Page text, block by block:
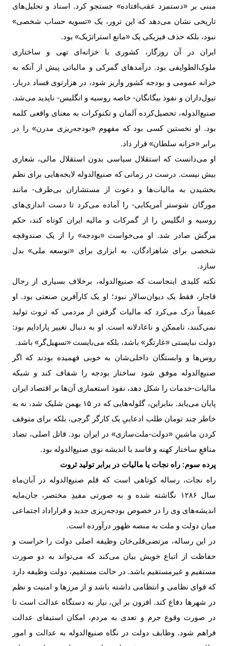
مبنی بر «دستمزد عقب‌افتاده» جستجو کرد. اسناد و تحلیل‌های
تاریخی نشان می‌دهد که این ترور، یک «تسویه حساب شخصی»
نبود، بلکه حذف فیزیکی یک «مانع استراتژیک» بود.
ایران در آن روزگار، کشوری با خزانه‌ای تهی و ساختاری
ملوک‌الطوایفی بود. درآمدهای گمرکی و مالیاتی پیش از آنکه به
خزانه عمومی و بودجه کشور واریز شود، در هزارتوی فساد دربار،
تیول‌داران و نفوذ بیگانگان- خاصه روسیه و انگلیس- ناپدید می‌شد.
صنیع‌الدوله، تحصیل‌کرده آلمان و تکنوکرات به معنای واقعی کلمه
بود. او نخستین کسی بود که مفهوم «بودجه‌ریزی مدرن» را در
برابر «خزانه سلطان» قرار داد.
او می‌دانست که استقلال سیاسی بدون استقلال مالی، شعاری
بیش نیست. درست در زمانی که صنیع‌الدوله لایحه‌هایی برای نظم
بخشیدن به مالیات‌ها و دعوت از مستشاران بی‌طرف- مانند
مورگان شوستر آمریکایی- را آماده می‌کرد تا دست اندازی‌های
روسیه و انگلیس را از گمرکات و مالیه ایران کوتاه کند، حکم
مرگش صادر شد. او می‌خواست «بودجه» را از یک صندوقچه
شخصی برای شاهزادگان، به ابزاری برای «توسعه ملی» بدل
سازد.
نکته کلیدی اینجاست که صنیع‌الدوله، برخلاف بسیاری از رجال
قاجار، فقط یک دیوان‌سالار نبود؛ او یک کارآفرین صنعتی بود. او
عمیقاً درک می‌کرد که مالیات گرفتن از مردمی که ثروت تولید
نمی‌کنند، ناممکن و ناعادلانه است. او به دنبال تغییر پارادایم بود:
دولت نبایستی «غارتگر» باشد، بلکه می‌بایست «تسهیل‌گر» باشد.
روس‌ها و وابستگان داخلی‌شان به خوبی فهمیده بودند که اگر
صنیع‌الدوله موفق شود ساختار بودجه را شفاف کند و شبکه
مالیات-خدمات را شکل دهد، نفوذ استعماری آن‌ها بر اقتصاد ایران
پایان می‌یابد. بنابراین، گلوله‌هایی که در ۱۵ بهمن شلیک شد، نه به
خاطر چند تومان طلب ادعاییِ یک کارگر گرجی، بلکه برای متوقف
کردن ماشینِ «دولت-ملت‌سازی» در ایران بود. قاتل اصلی، تضاد
منافعِ ساختار کهنه و فاسد با اندیشه نوی صنیع‌الدوله بود.
پرده سوم: راه نجات یا مالیات در برابر تولید ثروت
راه نجات، رساله کوتاهی است که قلم صنیع‌الدوله در آبان‌ماه
سال ۱۲۸۶ نگاشته شده و به صورتی مفیدِ مختصر، جان‌مایه
اندیشه‌های وی را در خصوص بودجه‌ریزی جدید و قراراداد اجتماعی
میان دولت و ملت به منصه ظهور درآورده است.
در این رساله، مرتضی‌قلی‌خان وظیفه اصلی دولت را حراست و
حفاظت از اتباع خویش بیان می‌کند که می‌تواند به دو صورت
مستقیم و غیرمستقیم باشد. در حالت مستقیم، دولت وظیفه دارد
که قوای نظامی و انتظامی داشته باشد و از مرزها و امنیت و نظم
در شهرها دفاع کند. افزون بر این، نیاز به دستگاه عدالت است تا
در صورت وقوع جرم و تعدی به مردم، امکان استیفای عدالت
فراهم شود. وظایف دولت در نگاه صنیع‌الدوله به عدالت و امور